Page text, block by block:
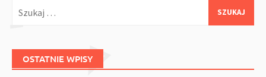
OSTATNIE WPISY